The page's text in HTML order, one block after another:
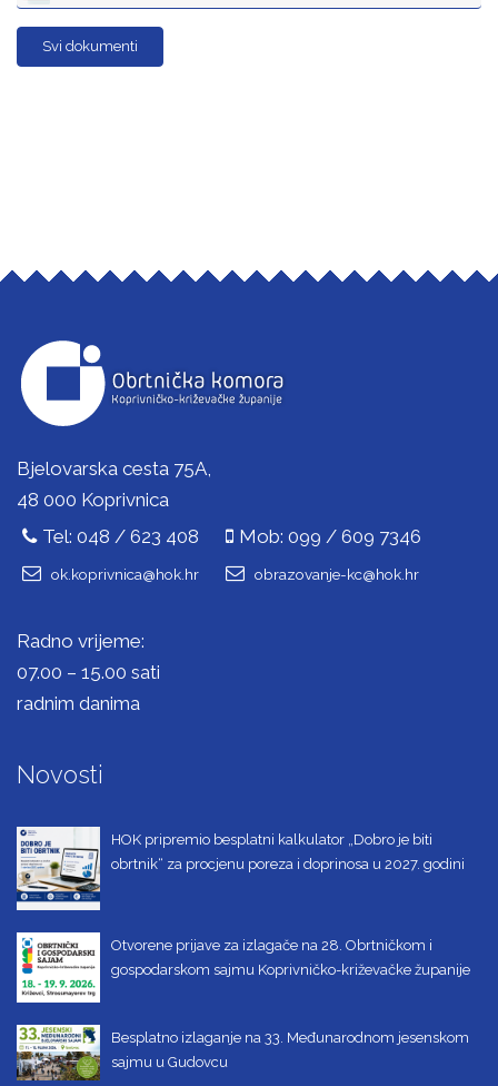
Svi dokumenti
Bjelovarska cesta 75A,
48 000 Koprivnica
Tel: 048 / 623 408
Mob: 099 / 609 7346
ok.koprivnica@hok.hr obrazovanje-kc@hok.hr
Radno vrijeme:
07.00 – 15.00 sati
radnim danima
Novosti
HOK pripremio besplatni kalkulator „Dobro je biti
obrtnik“ za procjenu poreza i doprinosa u 2027. godini
Otvorene prijave za izlagače na 28. Obrtničkom i
gospodarskom sajmu Koprivničko-križevačke županije
Besplatno izlaganje na 33. Međunarodnom jesenskom
sajmu u Gudovcu